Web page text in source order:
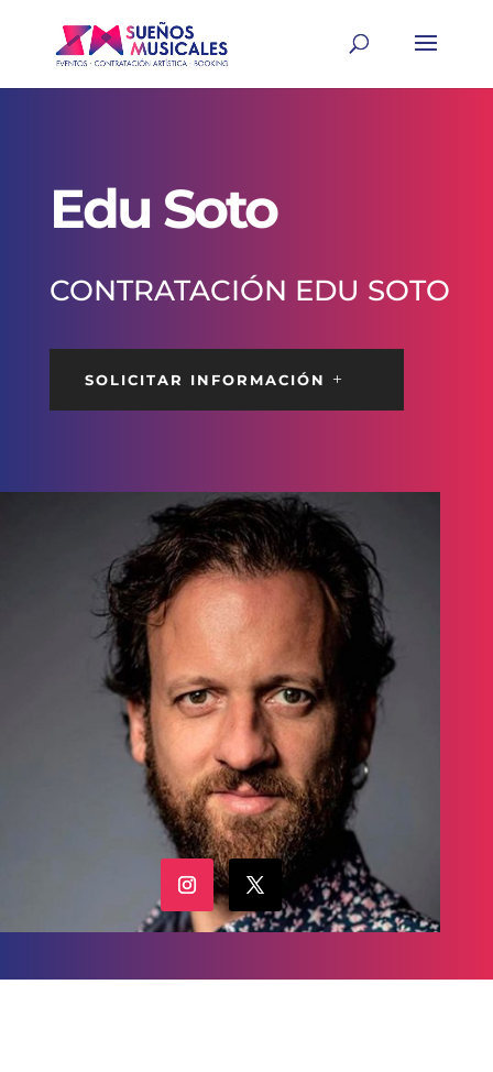
Edu Soto
CONTRATACIÓN EDU SOTO
SOLICITAR INFORMACIÓN